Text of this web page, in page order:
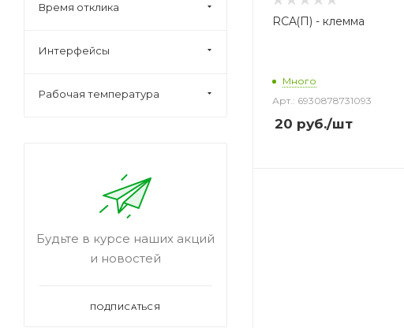
RCA(П) - клемма
Много
Арт.: 6930878731093
20 руб./шт
Время отклика
Интерфейсы
Рабочая температура
Будьте в курсе наших акций
и новостей
ПОДПИСАТЬСЯ